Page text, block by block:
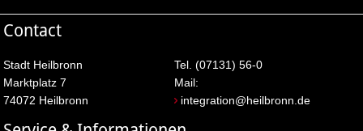
Contact
Stadt Heilbronn
Marktplatz 7
74072 Heilbronn
Tel. (07131) 56-0
Mail:
integration@heilbronn.de